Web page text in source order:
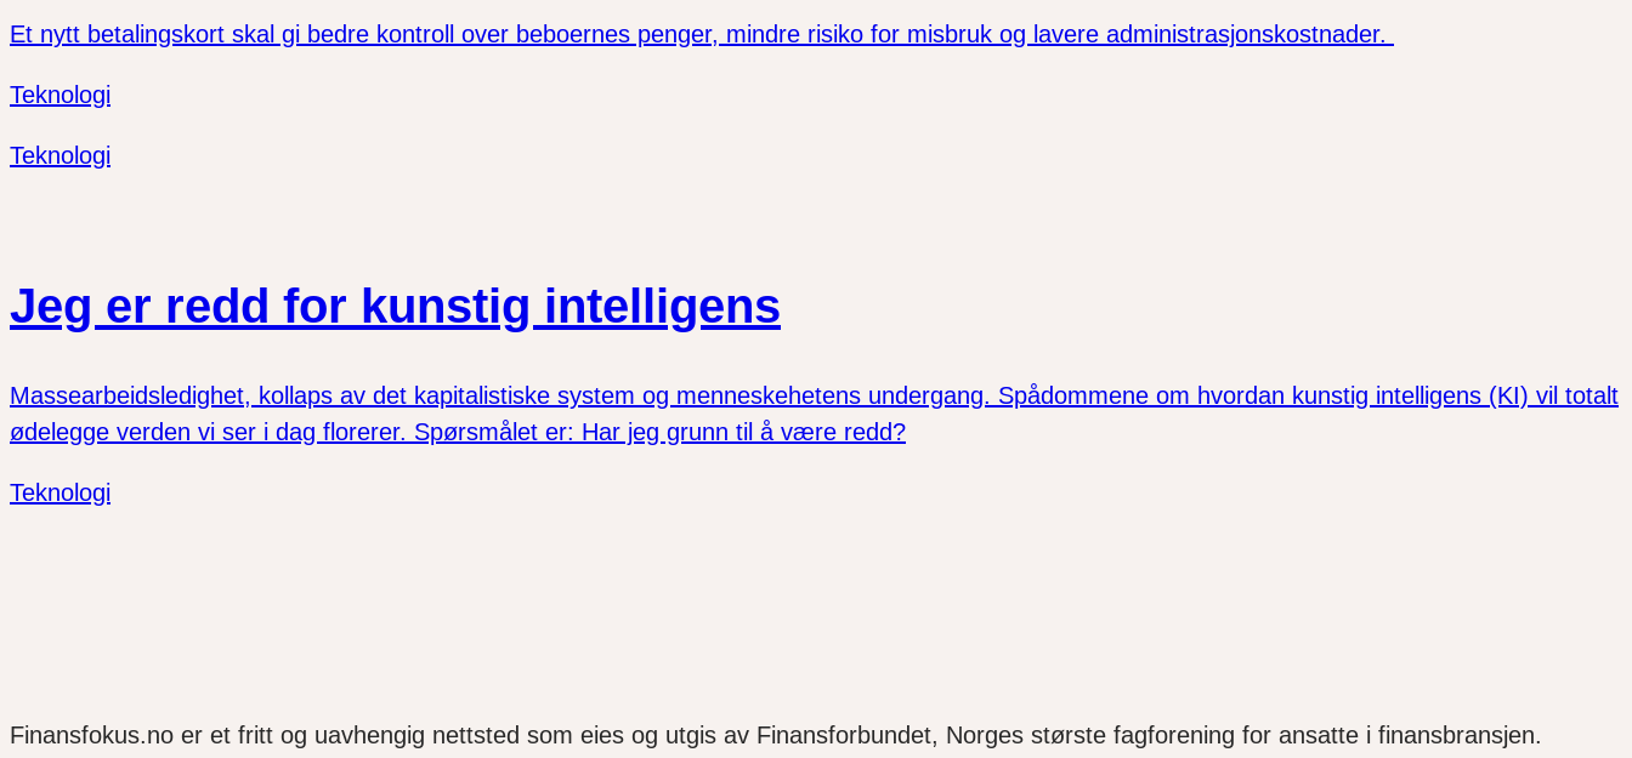
Et nytt betalingskort skal gi bedre kontroll over beboernes penger, mindre risiko for misbruk og lavere administrasjonskostnader.
Teknologi
Teknologi
Jeg er redd for kunstig intelligens
Massearbeidsledighet, kollaps av det kapitalistiske system og menneskehetens undergang. Spådommene om hvordan kunstig intelligens (KI) vil totalt
ødelegge verden vi ser i dag florerer. Spørsmålet er: Har jeg grunn til å være redd?
Teknologi
Finansfokus.no er et fritt og uavhengig nettsted som eies og utgis av Finansforbundet, Norges største fagforening for ansatte i finansbransjen.